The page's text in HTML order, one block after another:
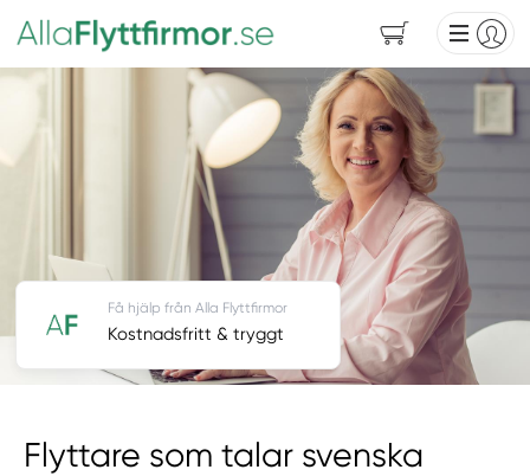
Flyttare som talar svenska
Få hjälp från Alla Flyttfirmor
Kostnadsfritt & tryggt